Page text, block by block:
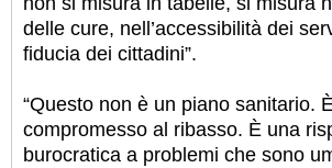
delle cure, nell’accessibilità dei
fiducia dei cittadini”.
“Questo non è un piano sanitario.
compromesso al ribasso. È una
burocratica a problemi che sono